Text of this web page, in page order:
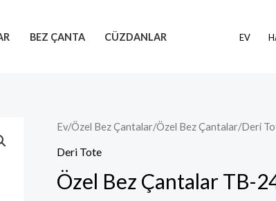
BEZ ÇANTA CÜZDANLAR EV
Ev/Özel Bez Çantalar/Özel Bez Çantalar/Deri
Deri Tote
Özel Bez Çantalar TB-